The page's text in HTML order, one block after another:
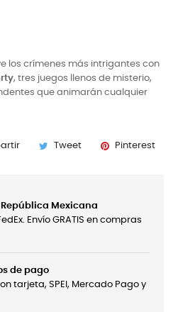
los crímenes más intrigantes con
, tres juegos llenos de misterio,
que animarán cualquier
Tweet Pinterest
Mexicana
Envío GRATIS en compras
de pago
tarjeta, SPEI, Mercado Pago y